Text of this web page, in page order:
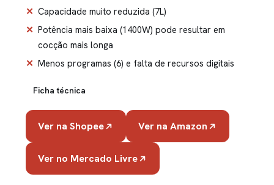
Capacidade muito reduzida (7L)
Potência mais baixa (1400W) pode resultar em
cocção mais longa
Menos programas (6) e falta de recursos digitais
Ficha técnica
Ver na Shopee Ver na Amazon
Ver no Mercado Livre